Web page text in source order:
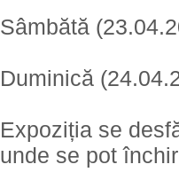
Sâmbătă
Duminică
Expoziția se
unde se pot